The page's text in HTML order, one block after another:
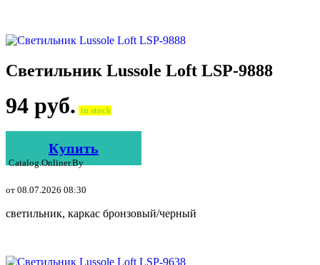
Светильник Lussole Loft LSP-9888
94 руб. in stock
Купить
Catalog.onliner.by
от 08.07.2026 08:30
светильник, каркас бронзовый/черный